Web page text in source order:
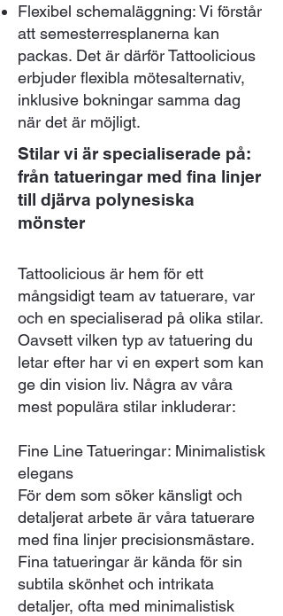
Flexibel schemaläggning: Vi förstår
att semesterresplanerna kan
packas. Det är därför Tattoolicious
erbjuder flexibla mötesalternativ,
inklusive bokningar samma dag
när det är möjligt.
Stilar vi är specialiserade på:
från tatueringar med fina linjer
till djärva polynesiska
mönster
Tattoolicious är hem för ett
mångsidigt team av tatuerare, var
och en specialiserad på olika stilar.
Oavsett vilken typ av tatuering du
letar efter har vi en expert som kan
ge din vision liv. Några av våra
mest populära stilar inkluderar:
Fine Line Tatueringar: Minimalistisk
elegans
För dem som söker känsligt och
detaljerat arbete är våra tatuerare
med fina linjer precisionsmästare.
Fina tatueringar är kända för sin
subtila skönhet och intrikata
detaljer, ofta med minimalistisk